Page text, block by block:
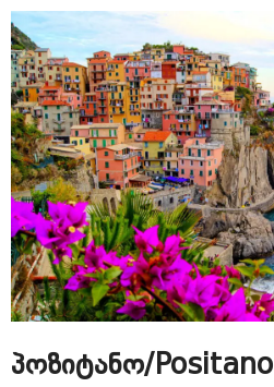
პოზიტანო/Positano